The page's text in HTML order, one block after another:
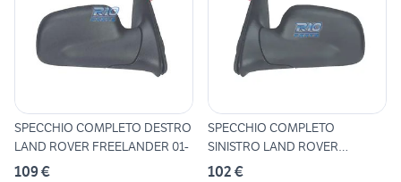
SPECCHIO COMPLETO DESTRO
LAND ROVER FREELANDER 01-
109 €
SPECCHIO COMPLETO
SINISTRO LAND ROVER
FREELANDER 0
102 €